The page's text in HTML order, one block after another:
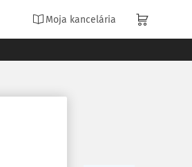
Moja kancelária